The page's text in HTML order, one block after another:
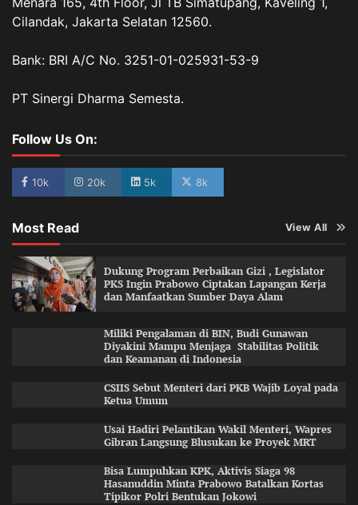
Cilandak, Jakarta Selatan 12560.
Bank: BRI A/C No. 3251-01-025931-53-9
PT Sinergi Dharma Semesta.
Follow Us On:
10k 20k 5k 8k
Most Read View All
Dukung Program Perbaikan Gizi , Legislator
PKS Ingin Prabowo Ciptakan Lapangan Kerja
dan Manfaatkan Sumber Daya Alam
Miliki Pengalaman di BIN, Budi Gunawan
Diyakini Mampu Menjaga Stabilitas Politik
dan Keamanan di Indonesia
CSIIS Sebut Menteri dari PKB Wajib Loyal pada
Ketua Umum
Usai Hadiri Pelantikan Wakil Menteri, Wapres
Gibran Langsung Blusukan ke Proyek MRT
Bisa Lumpuhkan KPK, Aktivis Siaga 98
Hasanuddin Minta Prabowo Batalkan Kortas
Tipikor Polri Bentukan Jokowi